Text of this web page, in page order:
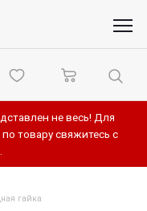
не весь! Для
товару свяжитесь с
гайка